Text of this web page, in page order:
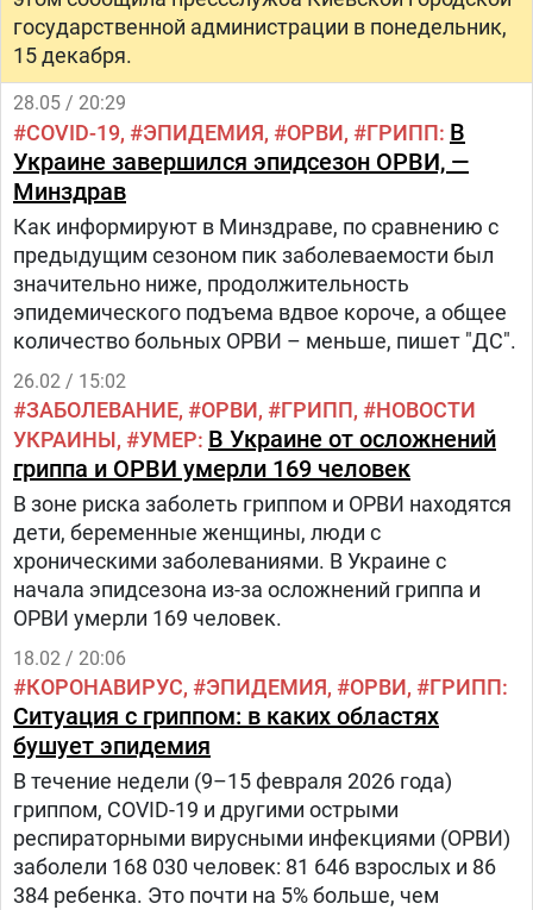
государственной администрации в понедельник,
15 декабря.
28.05 / 20:29
COVID-19 ЭПИДЕМИЯ ОРВИ ГРИПП В
Украине завершился эпидсезон ОРВИ, —
Минздрав
Как информируют в Минздраве, по сравнению с
предыдущим сезоном пик заболеваемости был
значительно ниже, продолжительность
эпидемического подъема вдвое короче, а общее
количество больных ОРВИ – меньше, пишет "ДС".
26.02 / 15:02
ЗАБОЛЕВАНИЕ ОРВИ ГРИПП
НОВОСТИ
УКРАИНЫ
УМЕР В Украине от осложнений
гриппа и ОРВИ умерли 169 человек
В зоне риска заболеть гриппом и ОРВИ находятся
дети, беременные женщины, люди с
хроническими заболеваниями. В Украине с
начала эпидсезона из-за осложнений гриппа и
ОРВИ умерли 169 человек.
18.02 / 20:06
КОРОНАВИРУС ЭПИДЕМИЯ ОРВИ ГРИПП
Ситуация с гриппом: в каких областях
бушует эпидемия
В течение недели (9–15 февраля 2026 года)
гриппом, COVID-19 и другими острыми
респираторными вирусными инфекциями (ОРВИ)
заболели 168 030 человек: 81 646 взрослых и 86
384 ребенка. Это почти на 5% больше, чем